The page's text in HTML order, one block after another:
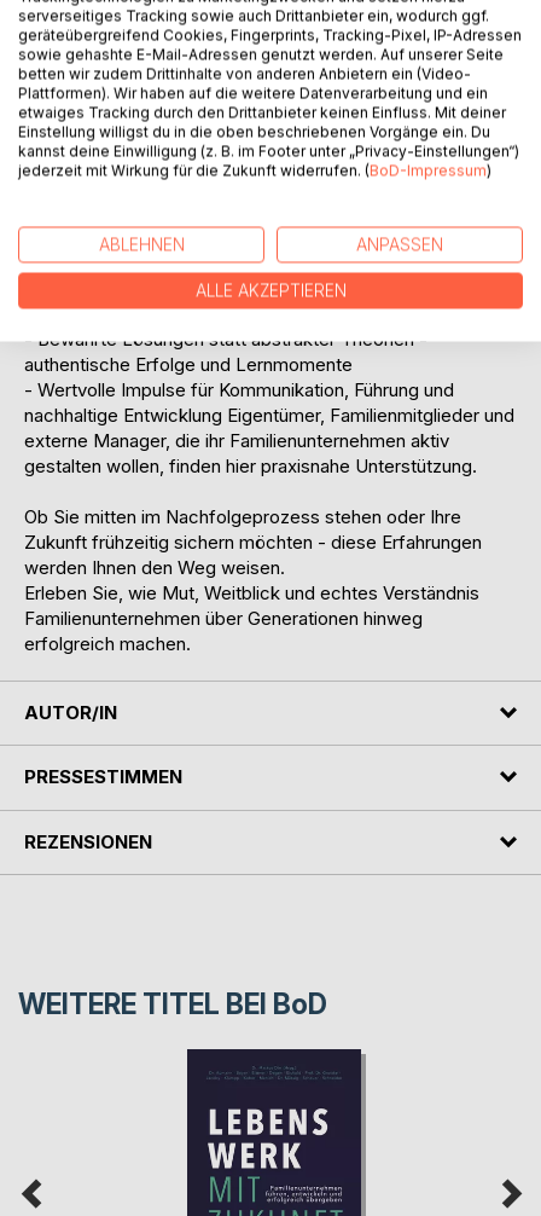
Ihre Herausforderungen im Mittelpunkt:
- Für Eigentümer: Wie Sie Ihr Lebenswerk erfolgreich
übergeben und Ihre Werte langfristig bewahren.
- Für Kinder und Ehepartner: Wie Sie Erwartungen
managen, Ihre eigene Rolle finden und souverän auftreten.
- Für externe Geschäftsführer: Wie Sie Vertrauen
gewinnen, Familiendynamiken meistern und nachhaltige
Was Sie erwartet:
- Der unverstellte Blick von außen auf die emotionalen und
strategischen Herausforderungen von
Familienunternehmen
- Bewährte Lösungen statt abstrakter Theorien -
authentische Erfolge und Lernmomente
- Wertvolle Impulse für Kommunikation, Führung und
nachhaltige Entwicklung Eigentümer, Familienmitglieder und
externe Manager, die ihr Familienunternehmen aktiv
gestalten wollen, finden hier praxisnahe Unterstützung.
Ob Sie mitten im Nachfolgeprozess stehen oder Ihre
Zukunft frühzeitig sichern möchten - diese Erfahrungen
werden Ihnen den Weg weisen.
Erleben Sie, wie Mut, Weitblick und echtes Verständnis
Familienunternehmen über Generationen hinweg
erfolgreich machen.
AUTOR/IN
PRESSESTIMMEN
REZENSIONEN
WEITERE TITEL BEI BoD
serverseitiges Tracking sowie auch Drittanbieter ein, wodurch ggf.
geräteübergreifend Cookies, Fingerprints, Tracking-Pixel, IP-Adressen
sowie gehashte E-Mail-Adressen genutzt werden. Auf unserer Seite
betten wir zudem Drittinhalte von anderen Anbietern ein (Video-
Plattformen). Wir haben auf die weitere Datenverarbeitung und ein
etwaiges Tracking durch den Drittanbieter keinen Einfluss. Mit deiner
Einstellung willigst du in die oben beschriebenen Vorgänge ein. Du
kannst deine Einwilligung (z. B. im Footer unter „Privacy-Einstellungen“)
jederzeit mit Wirkung für die Zukunft widerrufen. (BoD-Impressum)
ABLEHNEN ANPASSEN
ALLE AKZEPTIEREN